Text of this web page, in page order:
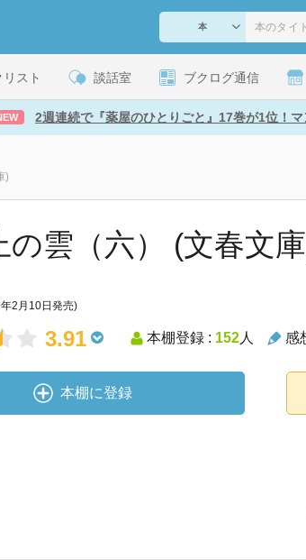
スト 談話室 ブクログ通信
2週連続で『薬屋のひとりごと』17巻が1位！
)
の雲（六） (文春文
2月10日発売)
3.91 本棚登録 : 152人 感
本棚に登録